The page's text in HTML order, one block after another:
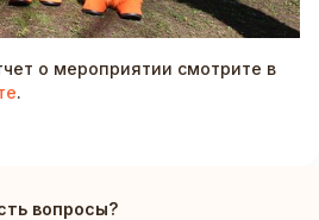
о мероприятии смотрите в
.
вопросы?